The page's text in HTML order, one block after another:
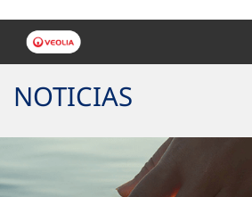
NOTICIAS